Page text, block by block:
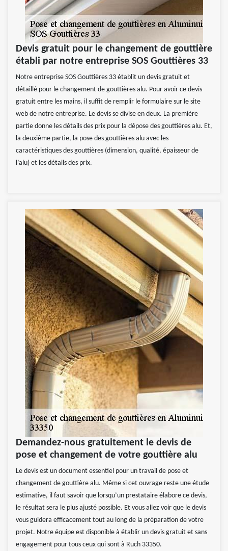
Devis gratuit pour le changement de gouttière
établi par notre entreprise SOS Gouttières 33
Notre entreprise SOS Gouttières 33 établit un devis gratuit et
détaillé pour le changement de gouttières alu. Pour avoir ce devis
gratuit entre les mains, il suffit de remplir le formulaire sur le site
web de notre entreprise. Le devis se divise en deux. La première
partie donne les détails des prix pour la dépose des gouttières alu. Et,
la deuxième partie, la pose des gouttières alu avec les
caractéristiques des gouttières (dimension, qualité, épaisseur de
l’alu) et les détails des prix.
Demandez-nous gratuitement le devis de
pose et changement de votre gouttière alu
Le devis est un document essentiel pour un travail de pose et
changement de gouttière alu. Même si cet ouvrage reste une étude
estimative, il faut savoir que lorsqu’un prestataire élabore ce devis,
le résultat sera le plus ajusté possible. Et vous allez voir que le devis
vous guidera efficacement tout au long de la préparation de votre
projet. Notre équipe est disponible à établir un devis gratuit et sans
engagement pour tous ceux qui sont à Ruch 33350.